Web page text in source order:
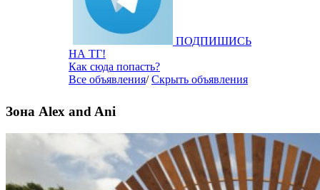
ПОДПИШИСЬ
НА ТГ!
Как сюда попасть?
Все объявления/Скрыть объявления
Зона Alex and Ani